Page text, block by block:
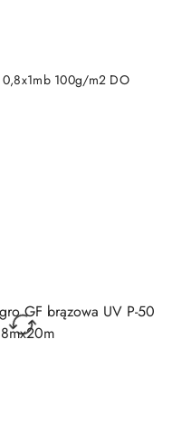
0,8x1mb 100g/m2 DO
DO KOSZYKA